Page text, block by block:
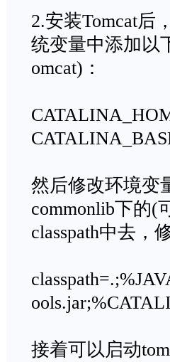
2.安装Tomcat后
统变量中添加以
omcat)：
然后修改环境变
commonlib下的(
classpath中去，
接着可以启动